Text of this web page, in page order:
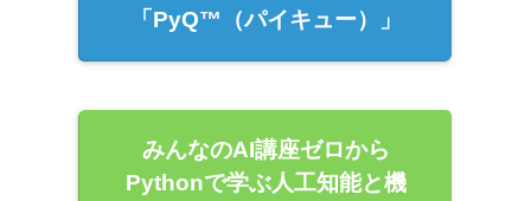
「PyQ™（パイキュー）」
みんなのAI講座ゼロから
Pythonで学ぶ人工知能と機